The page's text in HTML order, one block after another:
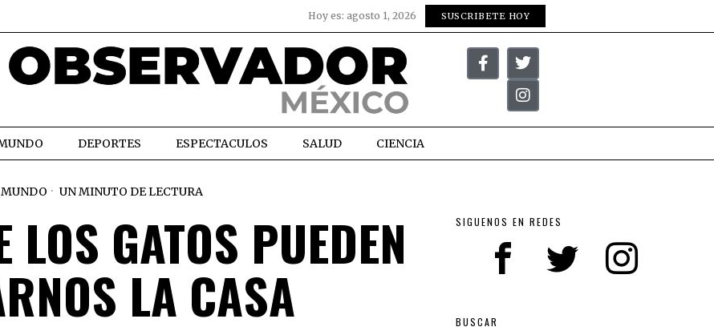
Hoy es: agosto 1, 2026 SUSCRIBETE HOY
DEPORTES ESPECTACULOS SALUD CIENCIA
MUNDO UN MINUTO DE LECTURA
LOS GATOS PUEDEN
LA CASA
SIGUENOS EN REDES
BUSCAR